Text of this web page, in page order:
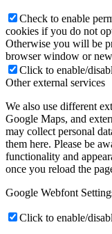
Check to enable
cookies if you do not
Otherwise you will be
browser window or
Click to enable/
Other external services
We also use different
Google Maps, and
may collect personal
them here. Please be
functionality and
once you reload the
Google Webfont
Click to enable/